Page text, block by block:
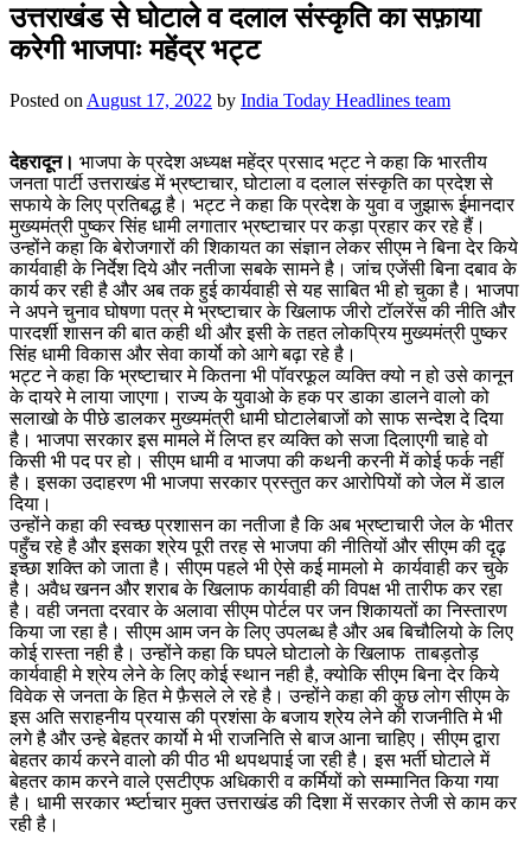
उत्तराखंड से घोटाले व दलाल संस्कृति का सफ़ाया
करेगी भाजपाः महेंद्र भट्ट
Posted on August 17, 2022 by India Today Headlines team
देहरादून। भाजपा के प्रदेश अध्यक्ष महेंद्र प्रसाद भट्ट ने कहा कि भारतीय
जनता पार्टी उत्तराखंड में भ्रष्टाचार, घोटाला व दलाल संस्कृति का प्रदेश से
सफाये के लिए प्रतिबद्ध है। भट्ट ने कहा कि प्रदेश के युवा व जुझारू ईमानदार
मुख्यमंत्री पुष्कर सिंह धामी लगातार भ्रष्टाचार पर कड़ा प्रहार कर रहे हैं।
उन्होंने कहा कि बेरोजगारों की शिकायत का संज्ञान लेकर सीएम ने बिना देर किये
कार्यवाही के निर्देश दिये और नतीजा सबके सामने है। जांच एजेंसी बिना दबाव के
कार्य कर रही है और अब तक हुई कार्यवाही से यह साबित भी हो चुका है। भाजपा
ने अपने चुनाव घोषणा पत्र मे भ्रष्टाचार के खिलाफ जीरो टॉलरेंस की नीति और
पारदर्शी शासन की बात कही थी और इसी के तहत लोकप्रिय मुख्यमंत्री पुष्कर
सिंह धामी विकास और सेवा कार्याे को आगे बढ़ा रहे है।
भट्ट ने कहा कि भ्रष्टाचार मे कितना भी पॉवरफूल व्यक्ति क्यो न हो उसे कानून
के दायरे मे लाया जाएगा। राज्य के युवाओ के हक पर डाका डालने वालो को
सलाखो के पीछे डालकर मुख्यमंत्री धामी घोटालेबाजों को साफ सन्देश दे दिया
है। भाजपा सरकार इस मामले में लिप्त हर व्यक्ति को सजा दिलाएगी चाहे वो
किसी भी पद पर हो। सीएम धामी व भाजपा की कथनी करनी में कोई फर्क नहीं
है। इसका उदाहरण भी भाजपा सरकार प्रस्तुत कर आरोपियों को जेल में डाल
दिया।
उन्होंने कहा की स्वच्छ प्रशासन का नतीजा है कि अब भ्रष्टाचारी जेल के भीतर
पहुँच रहे है और इसका श्रेय पूरी तरह से भाजपा की नीतियों और सीएम की दृढ़
इच्छा शक्ति को जाता है। सीएम पहले भी ऐसे कई मामलो मे कार्यवाही कर चुके
है। अवैध खनन और शराब के खिलाफ कार्यवाही की विपक्ष भी तारीफ कर रहा
है। वही जनता दरवार के अलावा सीएम पोर्टल पर जन शिकायतों का निस्तारण
किया जा रहा है। सीएम आम जन के लिए उपलब्ध है और अब बिचौलियो के लिए
कोई रास्ता नही है। उन्होंने कहा कि घपले घोटालो के खिलाफ ताबड़तोड़
कार्यवाही मे श्रेय लेने के लिए कोई स्थान नही है, क्योकि सीएम बिना देर किये
विवेक से जनता के हित मे फ़ैसले ले रहे है। उन्होंने कहा की कुछ लोग सीएम के
इस अति सराहनीय प्रयास की प्रशंसा के बजाय श्रेय लेने की राजनीति मे भी
लगे है और उन्हे बेहतर कार्याे मे भी राजनिति से बाज आना चाहिए। सीएम द्वारा
बेहतर कार्य करने वालो की पीठ भी थपथपाई जा रही है। इस भर्ती घोटाले में
बेहतर काम करने वाले एसटीएफ अधिकारी व कर्मियों को सम्मानित किया गया
है। धामी सरकार र्भ्ष्टाचार मुक्त उत्तराखंड की दिशा में सरकार तेजी से काम कर
रही है।